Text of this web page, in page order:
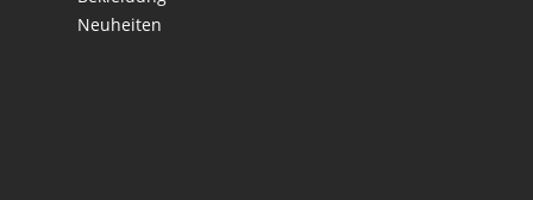
Neuheiten